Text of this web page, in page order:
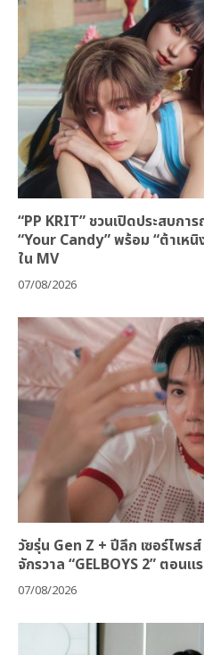
“PP KRIT” ชวนเปิดประสบกา
“Your Candy” พร้อม “ต้าเห
ใน MV
07/08/2026
วัยรุ่น Gen Z + ปีลึก เซอร์ไพร
จักรวาล “GELBOYS 2” ตอนแ
07/08/2026